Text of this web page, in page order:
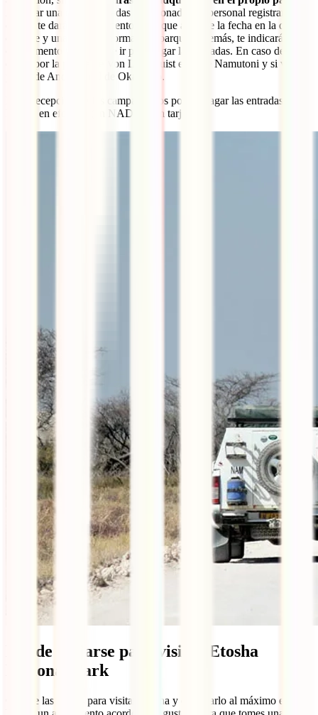
Al pasar una de las entradas mencionadas, el personal registrará tu
coche, te dará un documento en el que aparece la fecha en la que
entraste y una serie de normas del parque. Además, te indicará a qué
campamento tendrás que ir para pagar las entradas. En caso de
entrar por la puerta de Von Lindequist es el de Namutoni y si vas
por la de Anderson el de Okaukejo.
En la recepción de los campamentos podrás pagar las entradas a
Etosha en efectivo (en NAD) o con tarjeta.
Dónde alojarse para visitar Etosha
National Park
Otra de las claves para visitar Etosha y disfrutarlo al máximo es